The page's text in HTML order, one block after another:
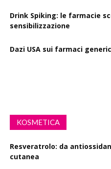
Drink Spiking: le farmacie
sensibilizzazione
Dazi USA sui farmaci
KOSMETICA
Resveratrolo: da
cutanea